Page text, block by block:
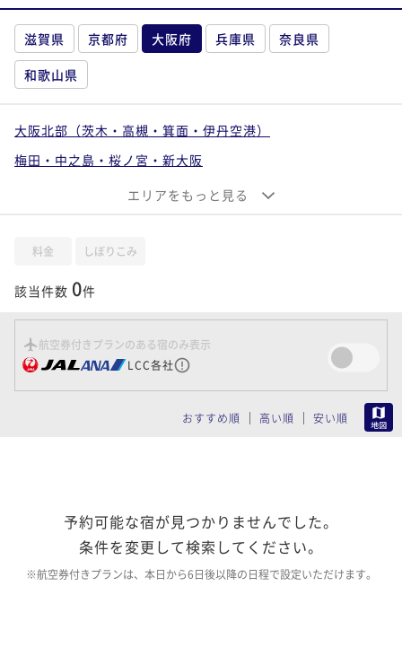
滋賀県 京都府 大阪府 兵庫県
奈良県
和歌山県
大阪北部（茨木・高槻・箕面・伊丹空港）
梅田・中之島・桜ノ宮・新大阪
大阪ベイエリア（ユニバーサルシティ・南港）
大阪東部（寝屋川・守口・門真・東大阪）
大阪南部（堺・岸和田・関西空港）
エリアをもっと見る
料金 しぼりこみ
該当件数 0件
航空券付きプランのある宿のみ表示
LCC各社
おすすめ順 高い順 安い順
予約可能な宿が見つかりませんでした。
条件を変更して検索してください。
※航空券付きプランは、本日から6日後以降の日程で設定いただけます。